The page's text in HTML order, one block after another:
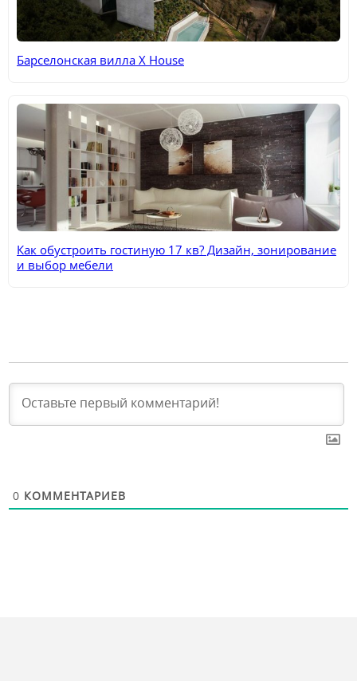
Барселонская вилла X House
Как обустроить гостиную 17 кв? Дизайн, зонирование
и выбор мебели
0 КОММЕНТАРИЕВ